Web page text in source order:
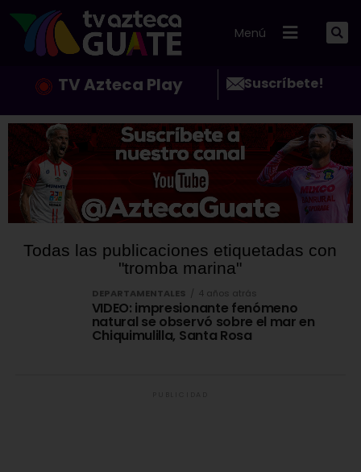
Menú
TV Azteca Play Suscríbete!
Todas las publicaciones etiquetadas con
"tromba marina"
DEPARTAMENTALES 4 años atrás
VIDEO: impresionante fenómeno
natural se observó sobre el mar en
Chiquimulilla, Santa Rosa